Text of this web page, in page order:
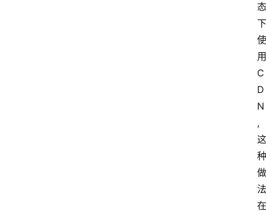
态
下
使
用
C
D
N
,
这
种
做
法
在